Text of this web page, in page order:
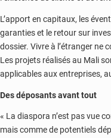
L’apport en capitaux, les
garanties et le retour sur
dossier. Vivre à l’étranger ne
Les projets réalisés au Mali
applicables aux entreprises,
Des déposants avant tout
« La diaspora n’est pas vue
mais comme de potentiels